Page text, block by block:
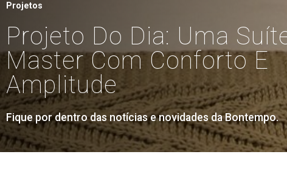
Projetos
Projeto Do Dia: Uma
Master Com Conforto E
Amplitude
Fique por dentro das notícias e novidades da Bontempo.